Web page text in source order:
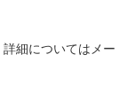
詳細についてはメー